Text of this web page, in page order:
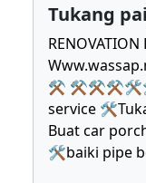
Tukang
⚒ ⚒⚒⚒🛠🛠
service
Buat car
🛠baiki pipe